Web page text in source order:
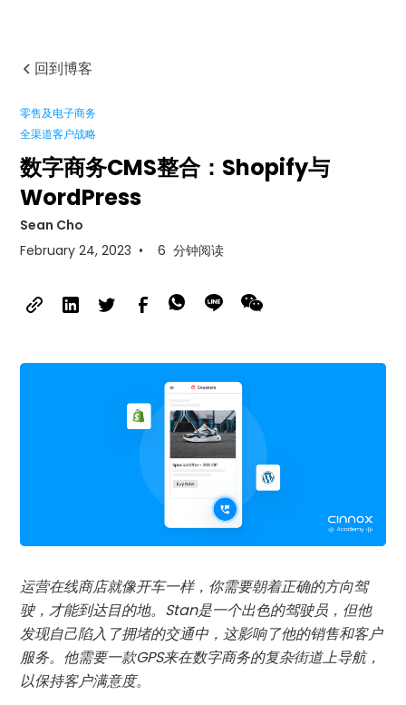
回到博客
零售及电子商务
全渠道客户战略
数字商务CMS整合：Shopify与
WordPress
Sean Cho
February 24, 2023 • 6 分钟阅读
运营在线商店就像开车一样，你需要朝着正确的方向驾
驶，才能到达目的地。Stan是一个出色的驾驶员，但他
发现自己陷入了拥堵的交通中，这影响了他的销售和客户
服务。他需要一款GPS来在数字商务的复杂街道上导航，
以保持客户满意度。